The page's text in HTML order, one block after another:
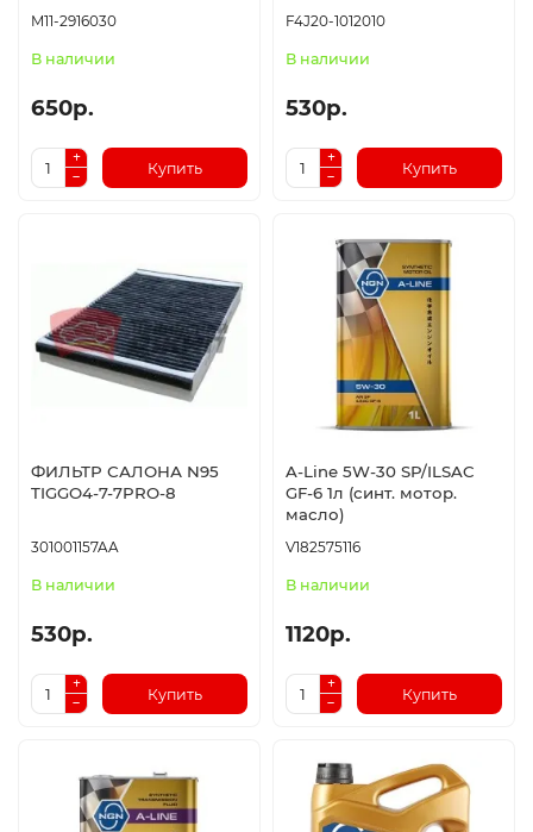
M11-2916030
В наличии
650р.
Купить
F4J20-1012010
В наличии
530р.
Купить
ФИЛЬТР САЛОНА N95
TIGGO4-7-7PRO-8
301001157AA
В наличии
530р.
Купить
A-Line 5W-30 SP/ILSAC
GF-6 1л (синт. мотор.
масло)
V182575116
В наличии
1120р.
Купить